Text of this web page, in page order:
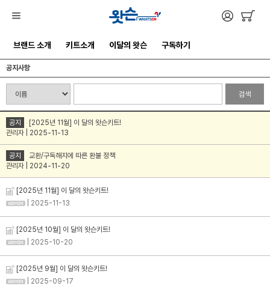
브랜드 소개 키트소개 이달의 왓슨 구독하기
공지사항
검색
공지
[2025년 11월] 이 달의 왓슨키트!
관리자 | 2025-11-13
공지
교환/구독해지에 따른 환불 정책
관리자 | 2024-11-20
[2025년 11월] 이 달의 왓슨키트!
| 2025-11-13
[2025년 10월] 이 달의 왓슨키트!
| 2025-10-20
[2025년 9월] 이 달의 왓슨키트!
| 2025-09-17